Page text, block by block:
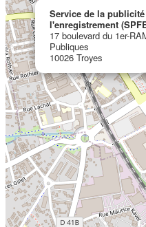
Service de la
l'enregistrement
17 boulevard du 1er-
Publiques
10026 Troyes